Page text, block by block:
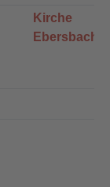
Kirche
Ebersbach